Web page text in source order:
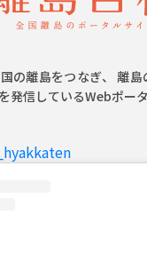
の離島をつなぎ、 離
発信しているWebポー